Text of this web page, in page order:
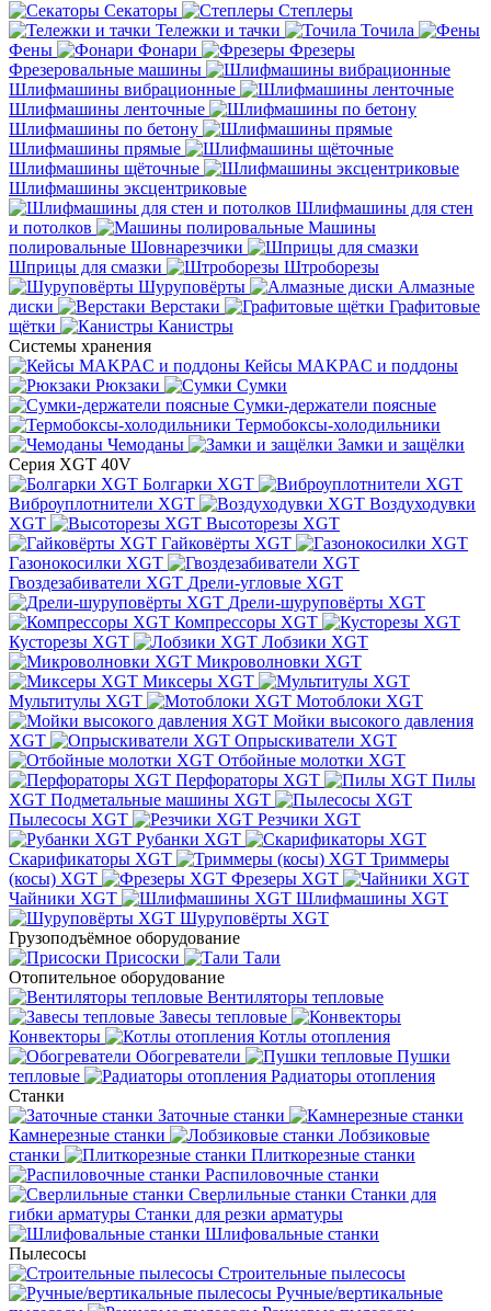
Секаторы
Степлеры
Тележки и тачки
Точила
Фены
Фонари
Фрезеры
Фрезеровальные машины
Шлифмашины вибрационные
Шлифмашины ленточные
Шлифмашины по бетону
Шлифмашины прямые
Шлифмашины щёточные
Шлифмашины эксцентриковые
Шлифмашины для стен
и потолков
Машины
полировальные Шовнарезчики
Шприцы для смазки
Штроборезы
Шуруповёрты
Алмазные
диски
Верстаки
Графитовые
щётки
Канистры
Системы хранения
Кейсы MAKPAC и поддоны
Рюкзаки
Сумки
Сумки-держатели поясные
Термобоксы-холодильники
Чемоданы
Замки и защёлки
Серия XGT 40V
Болгарки XGT
Виброуплотнители XGT
Воздуходувки
XGT
Высоторезы XGT
Гайковёрты XGT
Газонокосилки XGT
Гвоздезабиватели XGT Дрели-угловые XGT
Дрели-шуруповёрты XGT
Компрессоры XGT
Кусторезы XGT
Лобзики XGT
Микроволновки XGT
Миксеры XGT
Мультитулы XGT
Мотоблоки XGT
Мойки высокого давления
XGT
Опрыскиватели XGT
Отбойные молотки XGT
Перфораторы XGT
Пилы
XGT Подметальные машины XGT
Пылесосы XGT
Резчики XGT
Рубанки XGT
Скарификаторы XGT
Триммеры
(косы) XGT
Фрезеры XGT
Чайники XGT
Шлифмашины XGT
Шуруповёрты XGT
Грузоподъёмное оборудование
Присоски
Тали
Отопительное оборудование
Вентиляторы тепловые
Завесы тепловые
Конвекторы
Котлы отопления
Обогреватели
Пушки
тепловые
Радиаторы отопления
Станки
Заточные станки
Камнерезные станки
Лобзиковые
станки
Плиткорезные станки
Распиловочные станки
Сверлильные станки Станки для
гибки арматуры Станки для резки арматуры
Шлифовальные станки
Пылесосы
Строительные пылесосы
Ручные/вертикальные